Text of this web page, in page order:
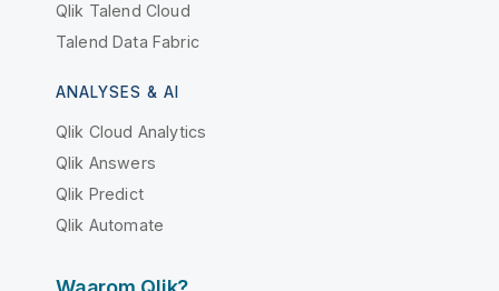
Qlik Talend Cloud
Talend Data Fabric
ANALYSES & AI
Qlik Cloud Analytics
Qlik Answers
Qlik Predict
Qlik Automate